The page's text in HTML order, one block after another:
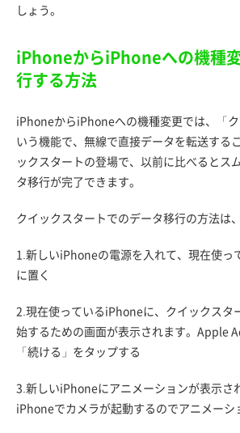
しょう。
iPhoneからiPhoneへの機種
行する方法
iPhoneからiPhoneへの機種変更では、「
いう機能で、無線で直接データを転送する
ックスタートの登場で、以前に比べるとス
タ移行が完了できます。
クイックスタートでのデータ移行の方法は
1.新しいiPhoneの電源を入れて、現在使っ
に置く
2.現在使っているiPhoneに、クイックスタ
始するための画面が表示されます。Apple
「続ける」をタップする
3.新しいiPhoneにアニメーションが表示さ
iPhoneでカメラが起動するのでアニメーシ